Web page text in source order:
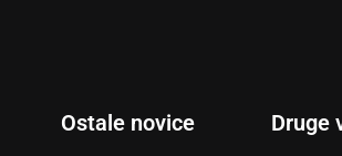
Ostale novice Druge